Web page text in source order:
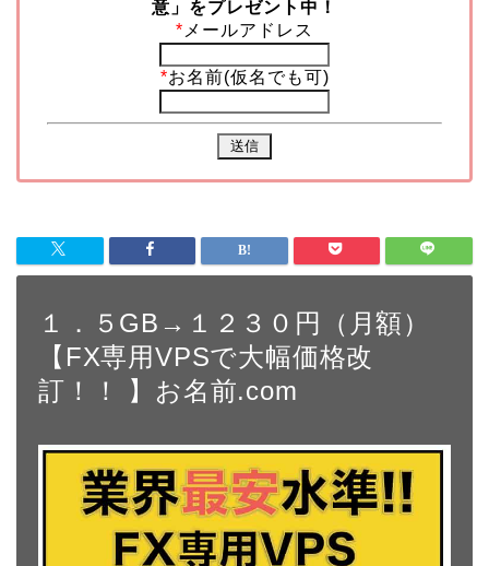
意」をプレゼント中！
* メールアドレス
*お名前(仮名でも可)
１．５GB→１２３０円（月額）
【FX専用VPSで大幅価格改
訂！！ 】お名前.com